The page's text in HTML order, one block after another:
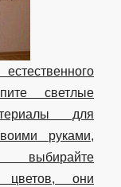
светлые
для
руками,
выбирайте
цветов, они